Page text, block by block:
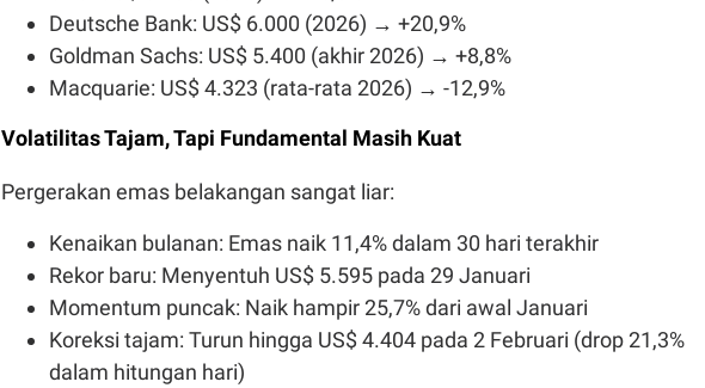
Deutsche Bank: US$ 6.000 (2026) → +20,9%
Goldman Sachs: US$ 5.400 (akhir 2026) → +8,8%
Macquarie: US$ 4.323 (rata-rata 2026) → -12,9%
Volatilitas Tajam, Tapi Fundamental Masih Kuat
Pergerakan emas belakangan sangat liar:
Kenaikan bulanan: Emas naik 11,4% dalam 30 hari terakhir
Rekor baru: Menyentuh US$ 5.595 pada 29 Januari
Momentum puncak: Naik hampir 25,7% dari awal Januari
Koreksi tajam: Turun hingga US$ 4.404 pada 2 Februari (drop 21,3%
dalam hitungan hari)